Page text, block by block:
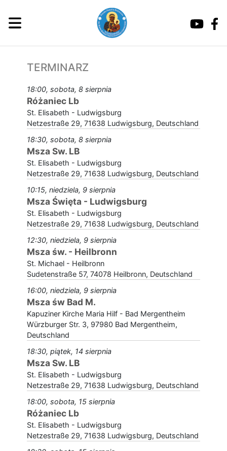
TERMINARZ
Różaniec Lb
Netzestraße 29, 71638 Ludwigsburg, Deutschland
18:00, sobota, 8 sierpnia
St. Elisabeth - Ludwigsburg
Msza Sw. LB
Netzestraße 29, 71638 Ludwigsburg, Deutschland
18:30, sobota, 8 sierpnia
St. Elisabeth - Ludwigsburg
Msza Święta - Ludwigsburg
Netzestraße 29, 71638 Ludwigsburg, Deutschland
10:15, niedziela, 9 sierpnia
St. Elisabeth - Ludwigsburg
Msza św. - Heilbronn
Sudetenstraße 57, 74078 Heilbronn, Deutschland
12:30, niedziela, 9 sierpnia
St. Michael - Heilbronn
Msza św Bad M.
Würzburger Str. 3, 97980 Bad Mergentheim,
Deutschland
16:00, niedziela, 9 sierpnia
Kapuziner Kirche Maria Hilf - Bad Mergentheim
Msza Sw. LB
Netzestraße 29, 71638 Ludwigsburg, Deutschland
18:30, piątek, 14 sierpnia
St. Elisabeth - Ludwigsburg
Różaniec Lb
Netzestraße 29, 71638 Ludwigsburg, Deutschland
18:00, sobota, 15 sierpnia
St. Elisabeth - Ludwigsburg